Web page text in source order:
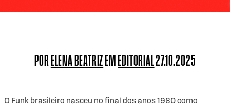
PORELENA BEATRIZEMEDITORIAL27.10.2025
O Funk brasileiro nasceu no final dos anos 1980 como